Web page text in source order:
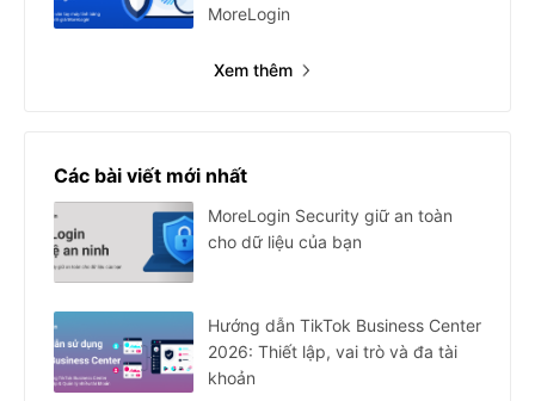
MoreLogin
Xem thêm
Các bài viết mới nhất
MoreLogin Security giữ an toàn
cho dữ liệu của bạn
Hướng dẫn TikTok Business Center
2026: Thiết lập, vai trò và đa tài
khoản